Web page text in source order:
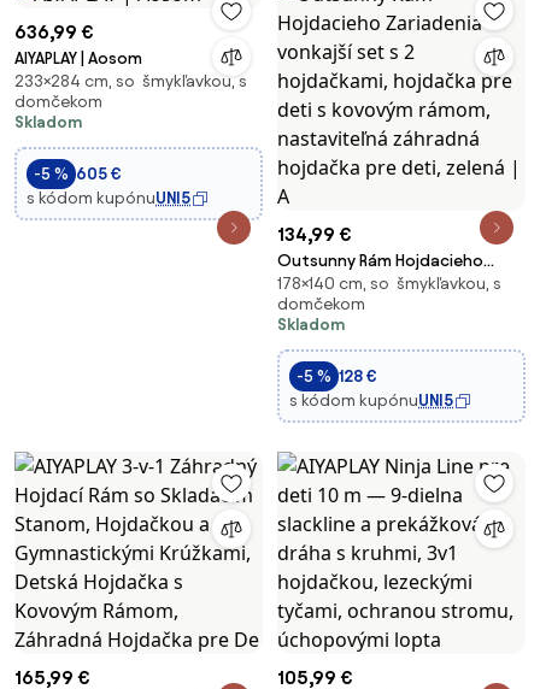
636,99 €
AIYAPLAY | Aosom
233×284 cm, so šmykľavkou, s
domčekom
Skladom
-5 % 605 €
s kódom kupónuUNI5
134,99 €
Outsunny Rám Hojdacieho
Zariadenia vonkajší set s 2
hojdačkami, hojdačka pre deti
s kovovým rámom, nastaviteľná
záhradná hojdačka pre deti,
zelená | A
178×140 cm, so šmykľavkou, s
domčekom
Skladom
-5 % 128 €
s kódom kupónuUNI5
165,99 € 105,99 €